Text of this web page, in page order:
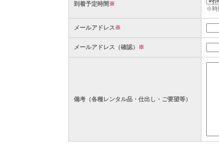
到着予定時間※
※時
メールアドレス※
メールアドレス（確認） ※
備考（各種レンタル品・仕出し・ご要望等）